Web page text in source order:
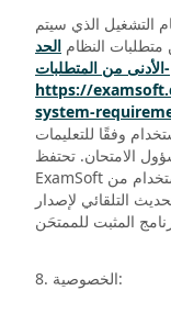
التشغيل الذي سيتم
متطلبات النظام الحد
الأدنى من المتطلبات-
https://
system-
وفقًا للتعليمات
الامتحان. تحتفظ
ExamSoft بالحق في تحديث إصدار البرنامج المتاح للاستخدام من
التلقائي لإصدار
8. الخصوصية: